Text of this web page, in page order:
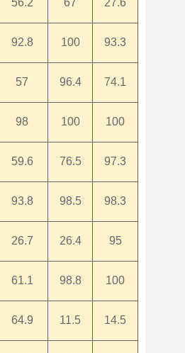
56.2 67 27.6
92.8 100 93.3
57 96.4 74.1
98 100 100
59.6 76.5 97.3
93.8 98.5 98.3
26.7 26.4 95
61.1 98.8 100
64.9 11.5 14.5